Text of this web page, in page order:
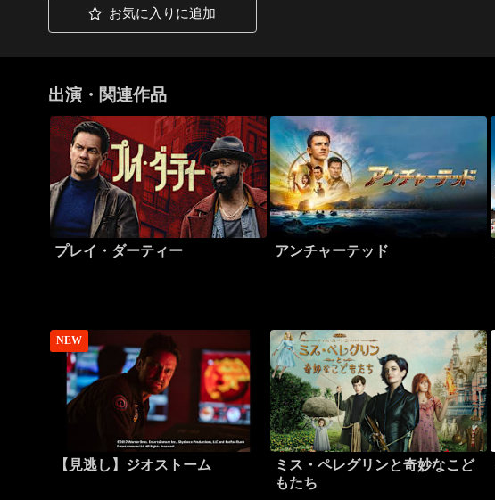
お気に入りに追加
出演・関連作品
プレイ・ダーティー アンチャーテッド
NEW
【見逃し】ジオストーム
ミス・ペレグリンと奇妙なこど
もたち